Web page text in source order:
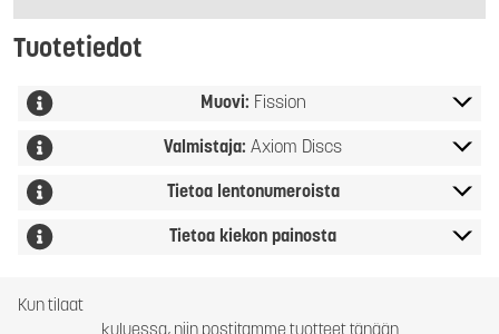
Tuotetiedot
Muovi: Fission
Valmistaja: Axiom Discs
Tietoa lentonumeroista
Tietoa kiekon painosta
Kun tilaat